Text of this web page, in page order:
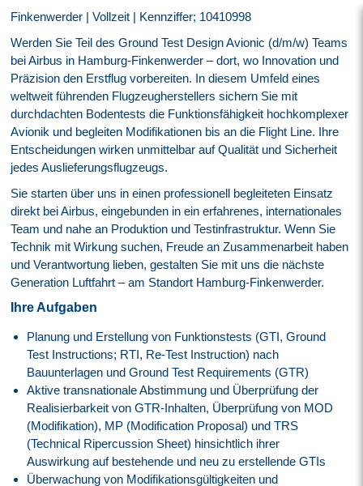
Finkenwerder | Vollzeit | Kennziffer; 10410998
Werden Sie Teil des Ground Test Design Avionic (d/m/w) Teams
bei Airbus in Hamburg‑Finkenwerder – dort, wo Innovation und
Präzision den Erstflug vorbereiten. In diesem Umfeld eines
weltweit führenden Flugzeugherstellers sichern Sie mit
durchdachten Bodentests die Funktionsfähigkeit hochkomplexer
Avionik und begleiten Modifikationen bis an die Flight Line. Ihre
Entscheidungen wirken unmittelbar auf Qualität und Sicherheit
jedes Auslieferungsflugzeugs.
Sie starten über uns in einen professionell begleiteten Einsatz
direkt bei Airbus, eingebunden in ein erfahrenes, internationales
Team und nahe an Produktion und Testinfrastruktur. Wenn Sie
Technik mit Wirkung suchen, Freude an Zusammenarbeit haben
und Verantwortung lieben, gestalten Sie mit uns die nächste
Generation Luftfahrt – am Standort Hamburg‑Finkenwerder.
Ihre Aufgaben
Planung und Erstellung von Funktionstests (GTI, Ground
Test Instructions; RTI, Re-Test Instruction) nach
Bauunterlagen und Ground Test Requirements (GTR)
Aktive transnationale Abstimmung und Überprüfung der
Realisierbarkeit von GTR-Inhalten, Überprüfung von MOD
(Modifikation), MP (Modification Proposal) und TRS
(Technical Ripercussion Sheet) hinsichtlich ihrer
Auswirkung auf bestehende und neu zu erstellende GTIs
Überwachung von Modifikationsgültigkeiten und